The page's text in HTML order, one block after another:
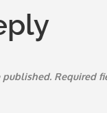
published. Required